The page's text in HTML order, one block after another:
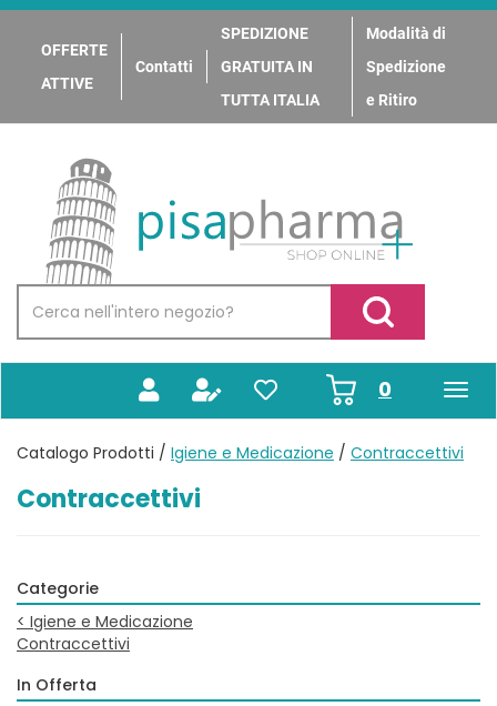
Passa
contenuto
principale
OFFERTE
ATTIVE
Contatti
SPEDIZIONE
GRATUITA IN
TUTTA ITALIA
Modalità di
Spedizione
e Ritiro
PisaPharma
Prodotto
Cerca Prodotto
0prodotti
inseriti
Catalogo Prodotti / Igiene e Medicazione / Contraccettivi
Contraccettivi
Categorie
< Igiene e Medicazione
Contraccettivi
In Offerta